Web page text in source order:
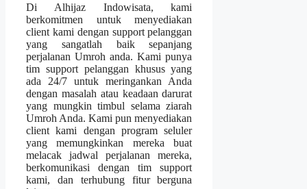
Di Alhijaz Indowisata, kami
berkomitmen untuk menyediakan
client kami dengan support pelanggan
yang sangatlah baik sepanjang
perjalanan Umroh anda. Kami punya
tim support pelanggan khusus yang
ada 24/7 untuk meringankan Anda
dengan masalah atau keadaan darurat
yang mungkin timbul selama ziarah
Umroh Anda. Kami pun menyediakan
client kami dengan program seluler
yang memungkinkan mereka buat
melacak jadwal perjalanan mereka,
berkomunikasi dengan tim support
kami, dan terhubung fitur berguna